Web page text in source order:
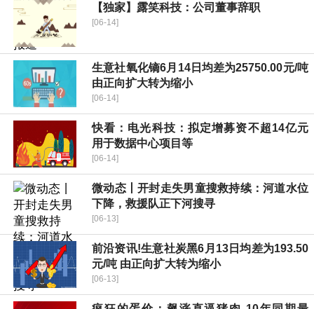
【独家】露笑科技：公司董事辞职
[06-14]
生意社氧化镝6月14日均差为25750.00元/吨
由正向扩大转为缩小
[06-14]
快看：电光科技：拟定增募资不超14亿元
用于数据中心项目等
[06-14]
微动态丨开封走失男童搜救持续：河道水位
下降，救援队正下河搜寻
[06-13]
前沿资讯!生意社炭黑6月13日均差为193.50
元/吨 由正向扩大转为缩小
[06-13]